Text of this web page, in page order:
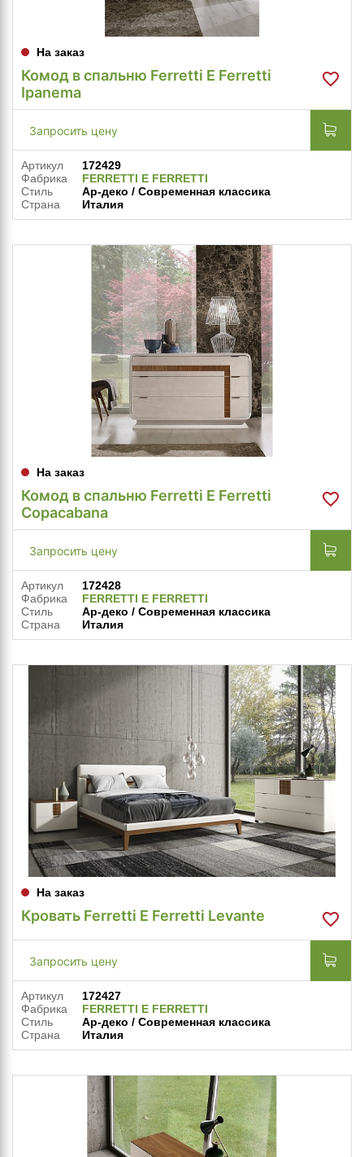
На заказ
Комод в спальню Ferretti E Ferretti
Ipanema
Запросить цену
Артикул
172429
Фабрика
FERRETTI E FERRETTI
Стиль
Ар-деко / Современная классика
Страна
Италия
На заказ
Комод в спальню Ferretti E Ferretti
Copacabana
Запросить цену
Артикул
172428
Фабрика
FERRETTI E FERRETTI
Стиль
Ар-деко / Современная классика
Страна
Италия
На заказ
Кровать Ferretti E Ferretti Levante
Запросить цену
Артикул
172427
Фабрика
FERRETTI E FERRETTI
Стиль
Ар-деко / Современная классика
Страна
Италия